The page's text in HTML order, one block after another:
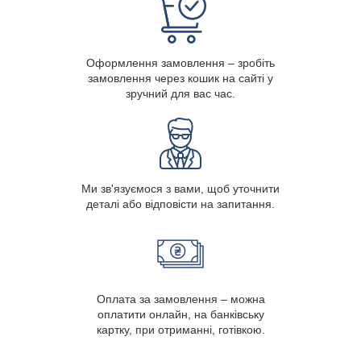
Оформлення замовлення – зробіть
замовлення через кошик на сайті у
зручний для вас час.
Ми зв'язуємося з вами, щоб уточнити
деталі або відповісти на запитання.
Оплата за замовлення – можна
оплатити онлайн, на банківську
картку, при отриманні, готівкою.